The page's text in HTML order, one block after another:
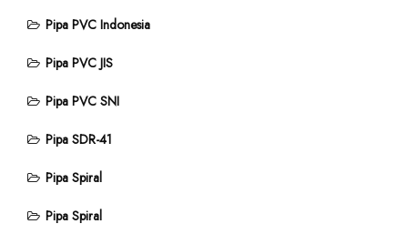
Pipa PVC Indonesia
Pipa PVC JIS
Pipa PVC SNI
Pipa SDR-41
Pipa Spiral
Pipa Spiral